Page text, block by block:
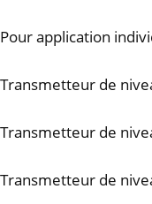
Pour application
Transmetteur de
Transmetteur de
Transmetteur de